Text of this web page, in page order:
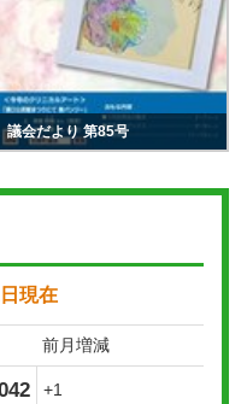
議会だより 第85号
現在
前月増減
+1